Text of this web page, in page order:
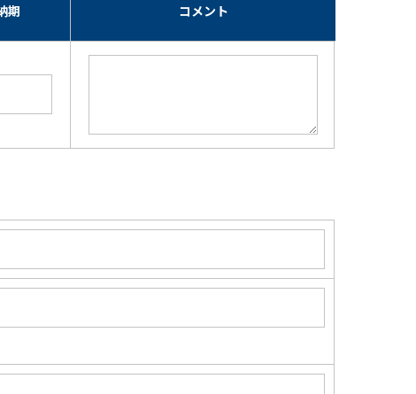
期 コメント